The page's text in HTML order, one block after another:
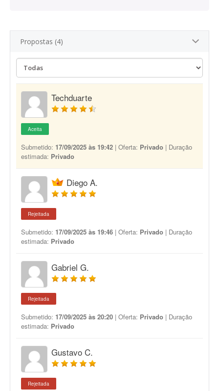
Propostas (4)
Techduarte
Aceita
Submetido: 17/09/2025 às 19:42 | Oferta: Privado | Duração
estimada: Privado
Diego A.
Rejeitada
Submetido: 17/09/2025 às 19:46 | Oferta: Privado | Duração
estimada: Privado
Gabriel G.
Rejeitada
Submetido: 17/09/2025 às 20:20 | Oferta: Privado | Duração
estimada: Privado
Gustavo C.
Rejeitada